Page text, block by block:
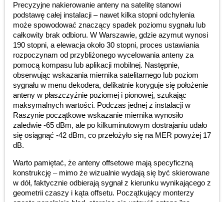
Precyzyjne nakierowanie anteny na satelitę stanowi
podstawę całej instalacji – nawet kilka stopni odchylenia
może spowodować znaczący spadek poziomu sygnału lub
całkowity brak odbioru. W Warszawie, gdzie azymut wynosi
190 stopni, a elewacja około 30 stopni, proces ustawiania
rozpoczynam od przybliżonego wycelowania anteny za
pomocą kompasu lub aplikacji mobilnej. Następnie,
obserwując wskazania miernika satelitarnego lub poziom
sygnału w menu dekodera, delikatnie koryguje się położenie
anteny w płaszczyźnie poziomej i pionowej, szukając
maksymalnych wartości. Podczas jednej z instalacji w
Raszynie początkowe wskazanie miernika wynosiło
zaledwie -65 dBm, ale po kilkuminutowym dostrajaniu udało
się osiągnąć -42 dBm, co przełożyło się na MER powyżej 17
dB.
Warto pamiętać, że anteny offsetowe mają specyficzną
konstrukcję – mimo że wizualnie wydają się być skierowane
w dół, faktycznie odbierają sygnał z kierunku wynikającego z
geometrii czaszy i kąta offsetu. Początkujący monterzy